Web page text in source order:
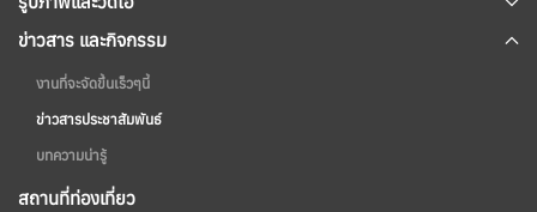
ข่าวสาร และกิจกรรม
งานที่จะจัดขึ้นเร็วๆนี้
ข่าวสารประชาสัมพันธ์
บทความน่ารู้
สถานที่ท่องเที่ยว